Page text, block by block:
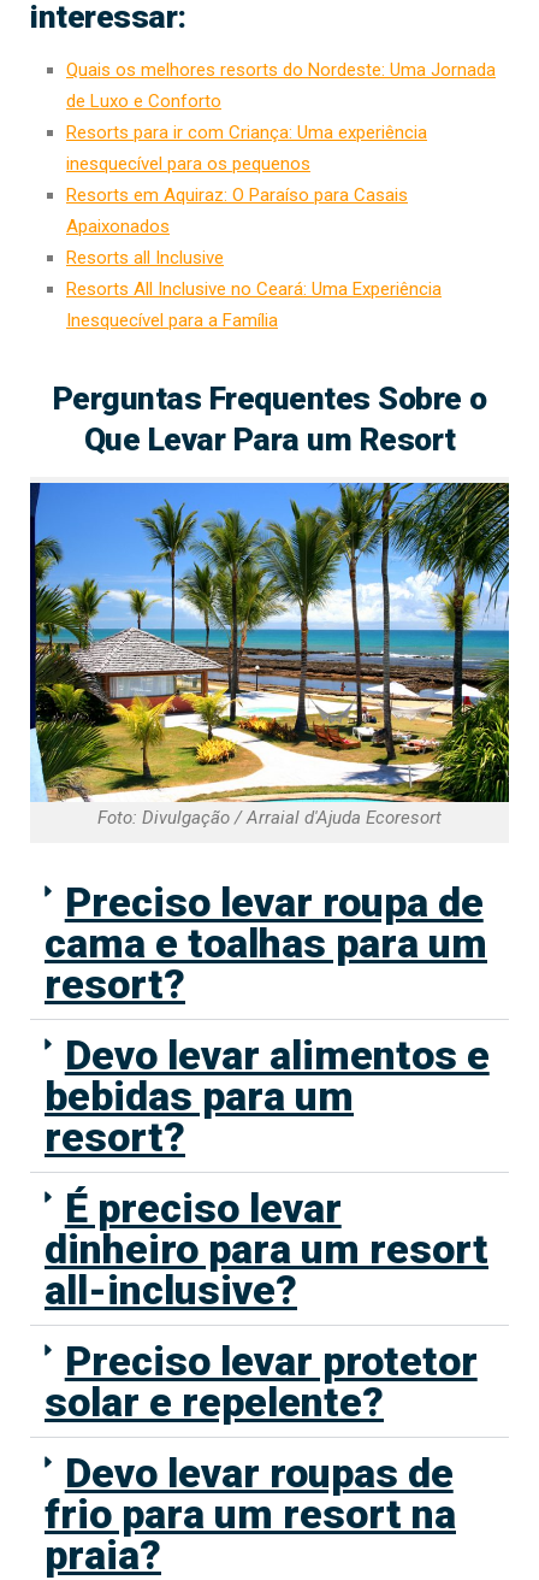
interessar:
Quais os melhores resorts do Nordeste: Uma Jornada
de Luxo e Conforto
Resorts para ir com Criança: Uma experiência
inesquecível para os pequenos
Resorts em Aquiraz: O Paraíso para Casais
Apaixonados
Resorts all Inclusive
Resorts All Inclusive no Ceará: Uma Experiência
Inesquecível para a Família
Perguntas Frequentes Sobre o
Que Levar Para um Resort
Foto: Divulgação / Arraial d'Ajuda Ecoresort
Preciso levar roupa de
cama e toalhas para um
resort?
Devo levar alimentos e
bebidas para um
resort?
É preciso levar
dinheiro para um resort
all-inclusive?
Preciso levar protetor
solar e repelente?
Devo levar roupas de
frio para um resort na
praia?